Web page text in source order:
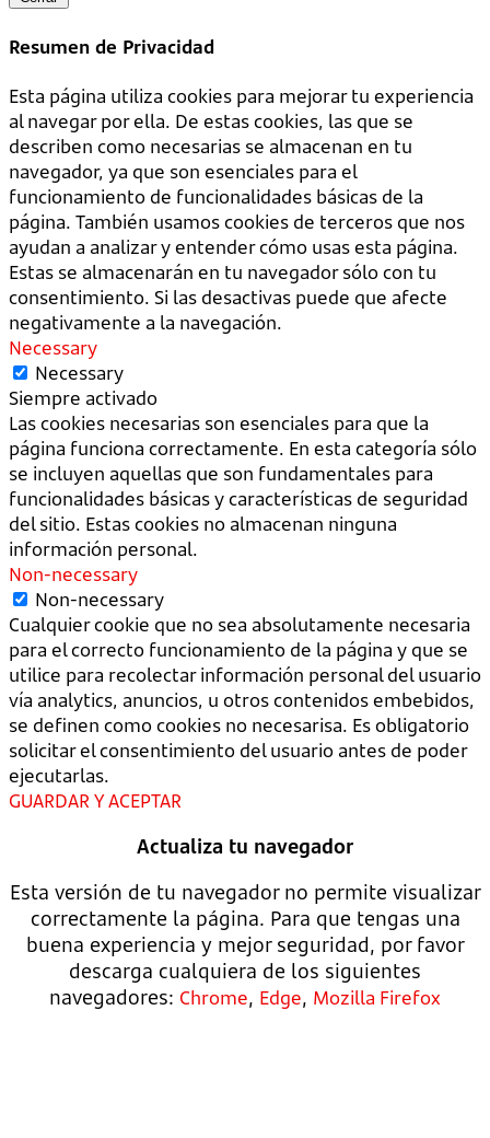
Resumen de Privacidad
Esta página utiliza cookies para mejorar tu experiencia
al navegar por ella. De estas cookies, las que se
describen como necesarias se almacenan en tu
navegador, ya que son esenciales para el
funcionamiento de funcionalidades básicas de la
página. También usamos cookies de terceros que nos
ayudan a analizar y entender cómo usas esta página.
Estas se almacenarán en tu navegador sólo con tu
consentimiento. Si las desactivas puede que afecte
negativamente a la navegación.
Necessary
Necessary
Siempre activado
Las cookies necesarias son esenciales para que la
página funciona correctamente. En esta categoría sólo
se incluyen aquellas que son fundamentales para
funcionalidades básicas y características de seguridad
del sitio. Estas cookies no almacenan ninguna
información personal.
Non-necessary
Non-necessary
Cualquier cookie que no sea absolutamente necesaria
para el correcto funcionamiento de la página y que se
utilice para recolectar información personal del usuario
vía analytics, anuncios, u otros contenidos embebidos,
se definen como cookies no necesarisa. Es obligatorio
solicitar el consentimiento del usuario antes de poder
ejecutarlas.
GUARDAR Y ACEPTAR
Actualiza tu navegador
Esta versión de tu navegador no permite visualizar
correctamente la página. Para que tengas una
buena experiencia y mejor seguridad, por favor
descarga cualquiera de los siguientes
navegadores: Chrome, Edge, Mozilla Firefox